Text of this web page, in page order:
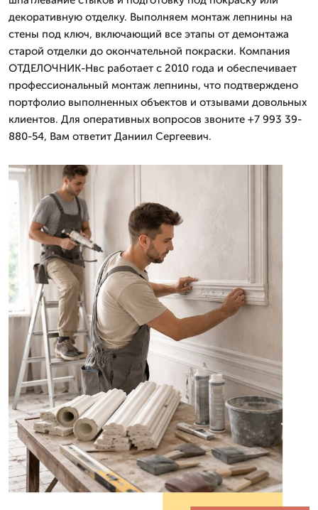
декоративную отделку. Выполняем монтаж лепнины на
стены под ключ, включающий все этапы от демонтажа
старой отделки до окончательной покраски. Компания
ОТДЕЛОЧНИК-Нвс работает с 2010 года и обеспечивает
профессиональный монтаж лепнины, что подтверждено
портфолио выполненных объектов и отзывами довольных
клиентов. Для оперативных вопросов звоните +7 993 39-
880-54, Вам ответит Даниил Сергеевич.